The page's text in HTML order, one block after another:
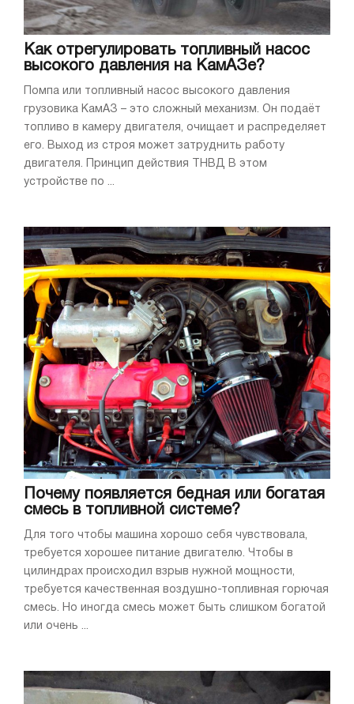
Как отрегулировать топливный насос
высокого давления на КамАЗе?
Помпа или топливный насос высокого давления
грузовика КамАЗ – это сложный механизм. Он подаёт
топливо в камеру двигателя, очищает и распределяет
его. Выход из строя может затруднить работу
двигателя. Принцип действия ТНВД В этом
устройстве по ...
Почему появляется бедная или богатая
смесь в топливной системе?
Для того чтобы машина хорошо себя чувствовала,
требуется хорошее питание двигателю. Чтобы в
цилиндрах происходил взрыв нужной мощности,
требуется качественная воздушно-топливная горючая
смесь. Но иногда смесь может быть слишком богатой
или очень ...